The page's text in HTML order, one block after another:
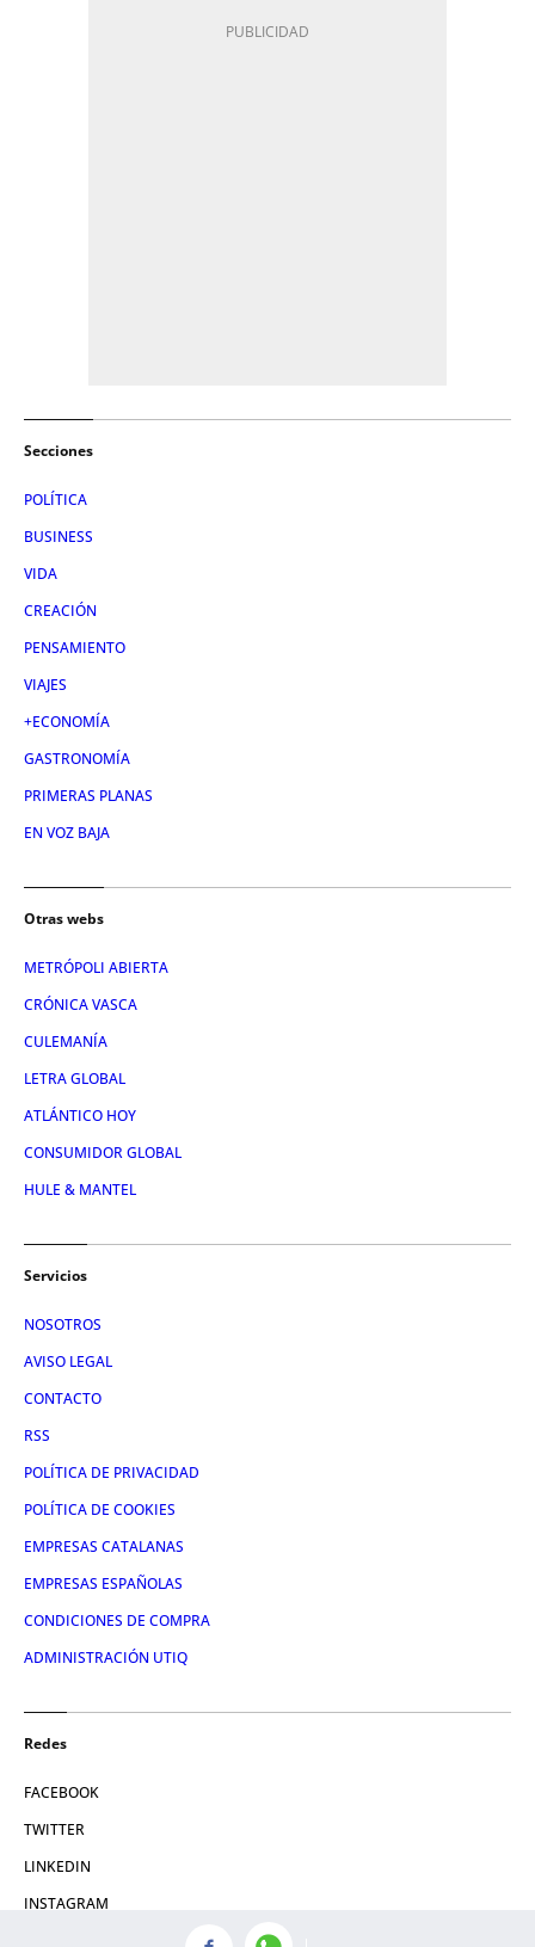
Secciones
POLÍTICA
BUSINESS
VIDA
CREACIÓN
PENSAMIENTO
VIAJES
+ECONOMÍA
GASTRONOMÍA
PRIMERAS PLANAS
EN VOZ BAJA
Otras webs
METRÓPOLI ABIERTA
CRÓNICA VASCA
CULEMANÍA
LETRA GLOBAL
ATLÁNTICO HOY
CONSUMIDOR GLOBAL
HULE & MANTEL
Servicios
NOSOTROS
AVISO LEGAL
CONTACTO
RSS
POLÍTICA DE PRIVACIDAD
POLÍTICA DE COOKIES
EMPRESAS CATALANAS
EMPRESAS ESPAÑOLAS
CONDICIONES DE COMPRA
ADMINISTRACIÓN UTIQ
Redes
FACEBOOK
TWITTER
LINKEDIN
INSTAGRAM